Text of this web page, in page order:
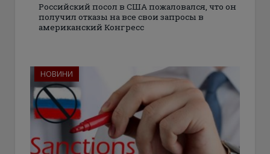
Российский посол в США пожаловался, что он
получил отказы на все свои запросы в
американский Конгресс
НОВИНИ